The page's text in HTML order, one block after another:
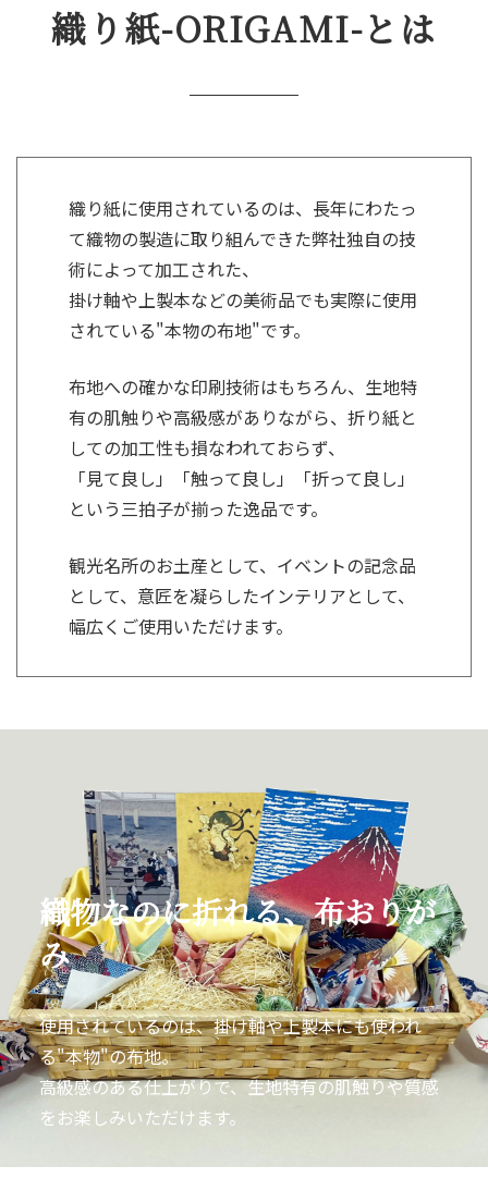
織り紙-ORIGAMI-とは
織り紙に使用されているのは、 長年にわたっ
て織物の製造に取り組んできた弊社独自の技
術によって加工された、
掛け軸や上製本などの美術品でも実際に使用
されている"本物の布地"です。
布地への確かな印刷技術はもちろん、生地特
有の肌触りや高級感がありながら、折り紙と
しての加工性も損なわれておらず、
「見て良し」「触って良し」「折って良し」
という三拍子が揃った逸品です。
観光名所のお土産として、イベントの記念品
として、意匠を凝らしたインテリアとして、
幅広くご使用いただけます。
織物なのに折れる、布おりが
み
使用されているのは、掛け軸や上製本にも使われ
る"本物"の布地。
高級感のある仕上がりで、生地特有の肌触りや質感
をお楽しみいただけます。